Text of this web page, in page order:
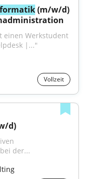
(m/w/d)
einen Werkstudent
|..."
Vollzeit
d)
der...